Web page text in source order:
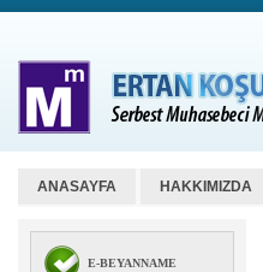
ANASAYFA HAKKIMIZDA
E-BEYANNAME